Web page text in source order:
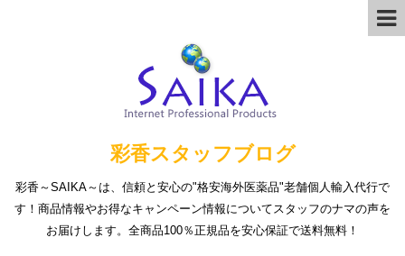
彩香スタッフブログ
彩香～SAIKA～は、信頼と安心の"格安海外医薬品"老舗個人輸入代行で
す！商品情報やお得なキャンペーン情報についてスタッフのナマの声を
お届けします。全商品100％正規品を安心保証で送料無料！